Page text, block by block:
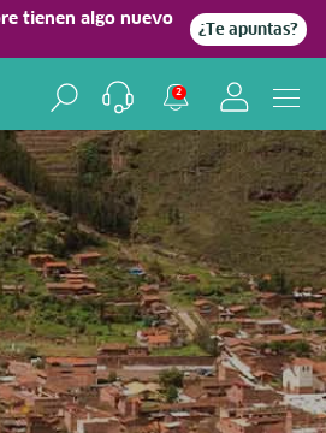
tienen algo nuevo
¿Te apuntas?
2